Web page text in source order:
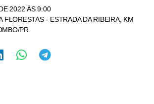
2022 ÀS 9:00
FLORESTAS - ESTRADA DA RIBEIRA, KM
PR